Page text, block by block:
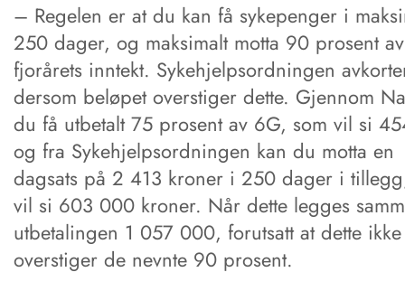
– Regelen er at du kan få sykepenger i
250 dager, og maksimalt motta 90 prosent av
fjorårets inntekt. Sykehjelpsordningen
dersom beløpet overstiger dette. Gjennom
du få utbetalt 75 prosent av 6G, som vil si
og fra Sykehjelpsordningen kan du motta en
dagsats på 2 413 kroner i 250 dager i
vil si 603 000 kroner. Når dette legges
utbetalingen 1 057 000, forutsatt at dette ikke
overstiger de nevnte 90 prosent.